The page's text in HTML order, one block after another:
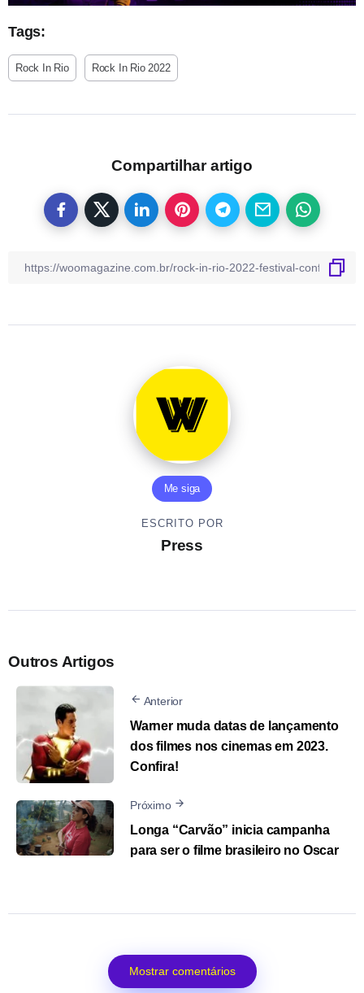
Tags:
Rock In Rio Rock In Rio 2022
Compartilhar artigo
Me siga
ESCRITO POR
Press
Outros Artigos
Anterior
Warner muda datas de lançamento
dos filmes nos cinemas em 2023.
Confira!
Próximo
Longa “Carvão” inicia campanha
para ser o filme brasileiro no Oscar
Mostrar comentários